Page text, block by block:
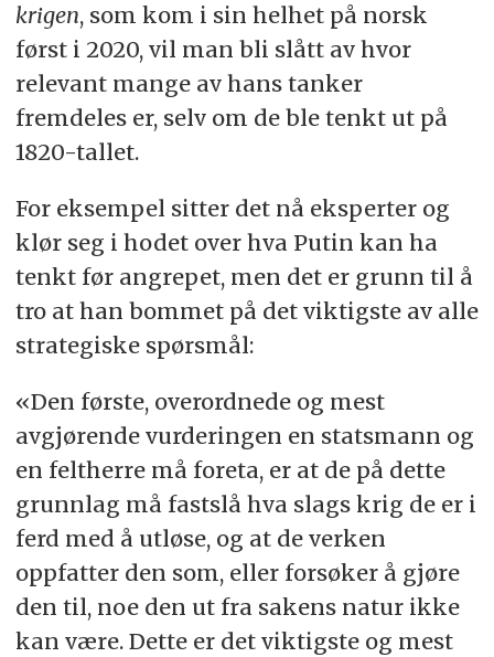
krigen, som kom i sin helhet på norsk
først i 2020, vil man bli slått av hvor
relevant mange av hans tanker
fremdeles er, selv om de ble tenkt ut på
1820-tallet.
For eksempel sitter det nå eksperter og
klør seg i hodet over hva Putin kan ha
tenkt før angrepet, men det er grunn til å
tro at han bommet på det viktigste av alle
strategiske spørsmål:
«Den første, overordnede og mest
avgjørende vurderingen en statsmann og
en feltherre må foreta, er at de på dette
grunnlag må fastslå hva slags krig de er i
ferd med å utløse, og at de verken
oppfatter den som, eller forsøker å gjøre
den til, noe den ut fra sakens natur ikke
kan være. Dette er det viktigste og mest